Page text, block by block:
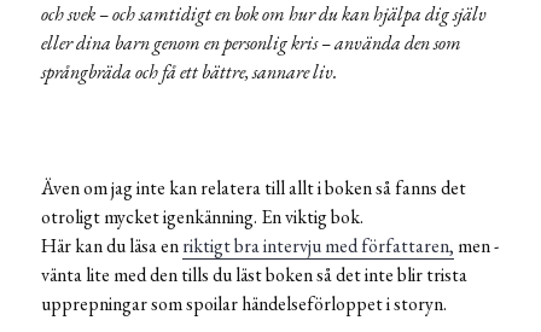
och svek – och samtidigt en bok om hur du kan hjälpa dig själv
eller dina barn genom en personlig kris – använda den som
språngbräda och få ett bättre, sannare liv.
Även om jag inte kan relatera till allt i boken så fanns det
otroligt mycket igenkänning. En viktig bok.
Här kan du läsa enriktigt bra intervju med författaren, men -
vänta lite med den tills du läst boken så det inte blir trista
upprepningar som spoilar händelseförloppet i storyn.